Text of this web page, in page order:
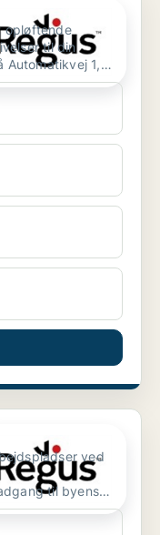
opløftende
til din
Automatikvej 1,
ved
til byens